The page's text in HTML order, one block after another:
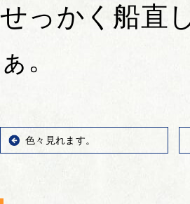
せっかく船直
ぁ。
色々見れます。